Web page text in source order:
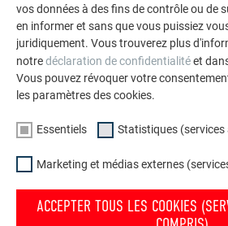
vos données à des fins de contrôle ou de
en informer et sans que vous puissiez
juridiquement. Vous trouverez plus
notredéclaration de confidentialitéet
Vous pouvez révoquer votre
les paramètres des cookies.
Essentiels Statistiques
Marketing et médias externes
ACCEPTER TOUS LES COOKIES